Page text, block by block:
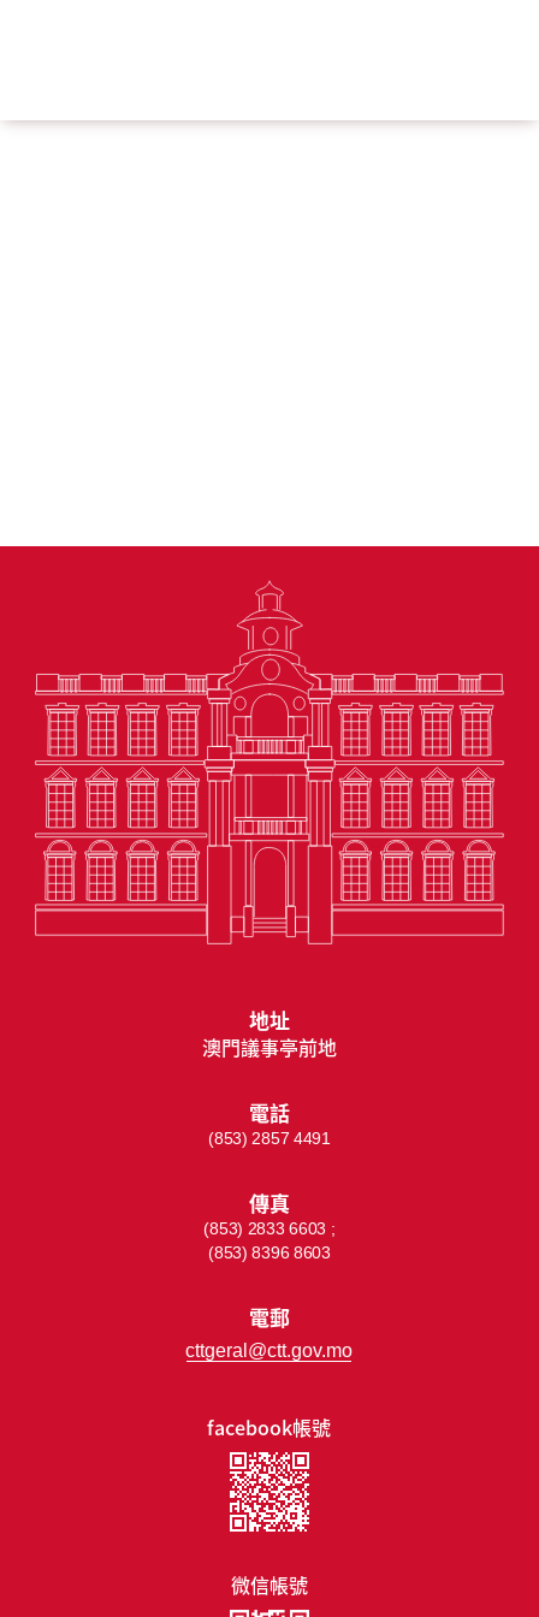
facebook帳號
微信帳號
地址
澳門議事亭前地
電話
(853) 2857 4491
傳真
(853) 2833 6603 ;
(853) 8396 8603
電郵
cttgeral@ctt.gov.mo